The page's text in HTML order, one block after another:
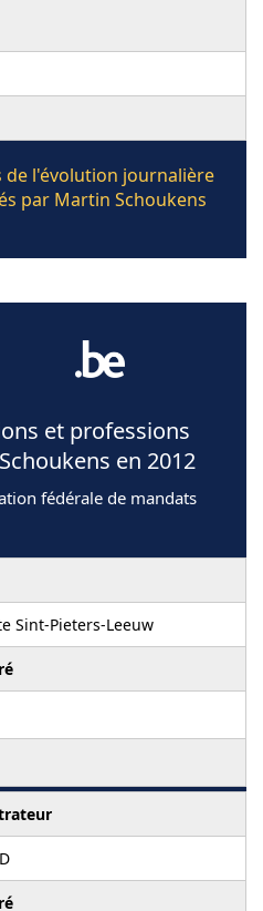
de l'évolution journalière
par Martin Schoukens
et professions
en 2012
fédérale de mandats
Sint-Pieters-Leeuw